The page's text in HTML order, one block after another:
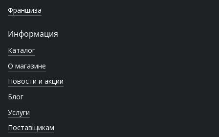
Франшиза
Информация
Каталог
О магазине
Новости и акции
Блог
Услуги
Поставщикам